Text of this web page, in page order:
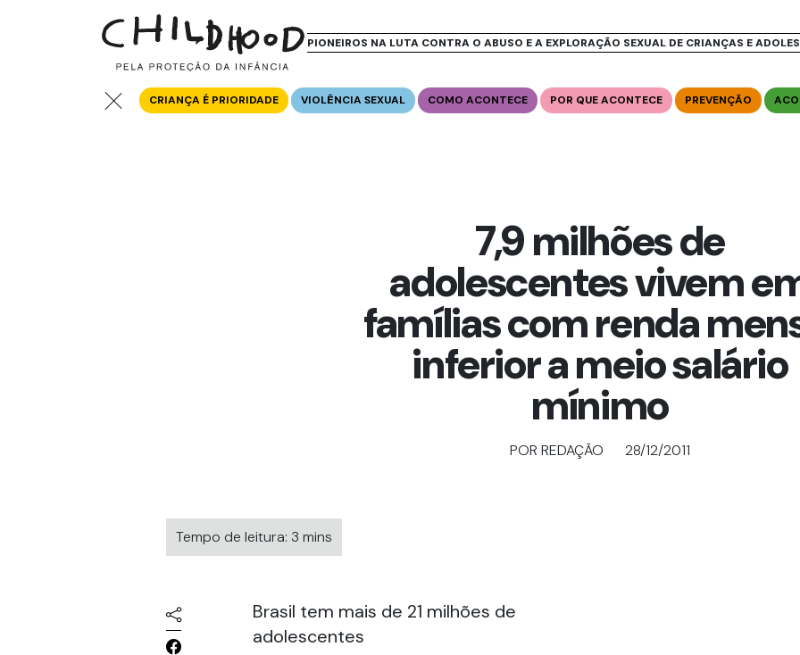
PIONEIROS NA LUTA CONTRA O ABUSO E A EXPLORAÇÃO SEXUAL DE CRIANÇAS E
CRIANÇA É PRIORIDADE VIOLÊNCIA SEXUAL COMO ACONTECE POR QUE ACONTECE PREVENÇÃO
7,9 milhões de
adolescentes vivem
famílias com renda
inferior a meio salário
mínimo
POR REDAÇÃO 28/12/2011
Tempo de leitura: 3 mins
Brasil tem mais de 21 milhões de
adolescentes